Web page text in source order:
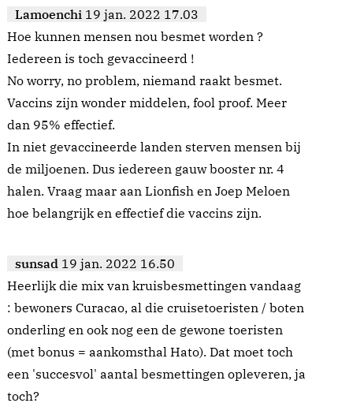
Lamoenchi 19 jan. 2022 17.03
Hoe kunnen mensen nou besmet worden ?
Iedereen is toch gevaccineerd !
No worry, no problem, niemand raakt besmet.
Vaccins zijn wonder middelen, fool proof. Meer
dan 95% effectief.
In niet gevaccineerde landen sterven mensen bij
de miljoenen. Dus iedereen gauw booster nr. 4
halen. Vraag maar aan Lionfish en Joep Meloen
hoe belangrijk en effectief die vaccins zijn.
sunsad 19 jan. 2022 16.50
Heerlijk die mix van kruisbesmettingen vandaag
: bewoners Curacao, al die cruisetoeristen / boten
onderling en ook nog een de gewone toeristen
(met bonus = aankomsthal Hato). Dat moet toch
een 'succesvol' aantal besmettingen opleveren, ja
toch?